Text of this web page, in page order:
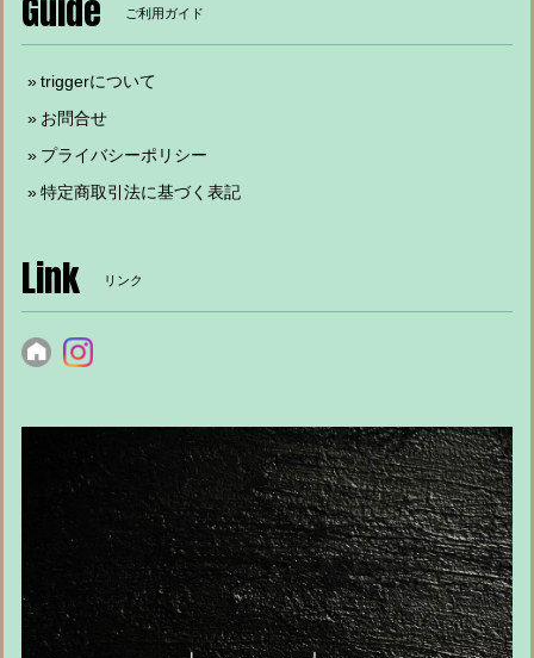
Guide ご利用ガイド
triggerについて
お問合せ
プライバシーポリシー
特定商取引法に基づく表記
Link リンク